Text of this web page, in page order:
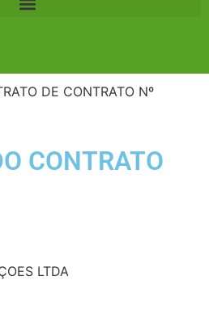
DE CONTRATO Nº
CONTRATO​
LTDA